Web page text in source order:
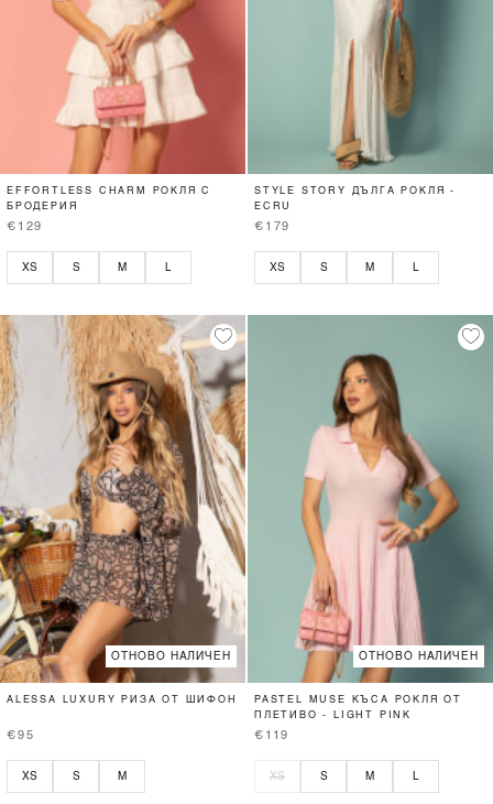
EFFORTLESS CHARM РОКЛЯ С
БРОДЕРИЯ
€129
XS S M
STYLE STORY ДЪЛГА РОКЛЯ -
ECRU
€179
XS S M
ОТНОВО НАЛИЧЕН
ALESSA LUXURY РИЗА ОТ ШИФОН
€95
XS S M
ОТНОВО НАЛИЧЕН
PASTEL MUSE КЪСА РОКЛЯ ОТ
ПЛЕТИВО - LIGHT PINK
€119
XS S M L